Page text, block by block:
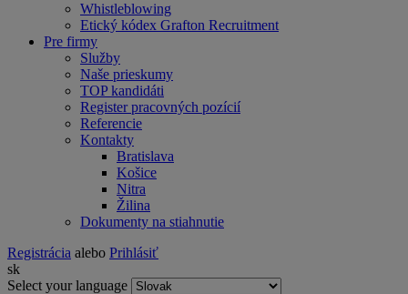
Whistleblowing
Etický kódex Grafton Recruitment
Pre firmy
Služby
Naše prieskumy
TOP kandidáti
Register pracovných pozícií
Referencie
Kontakty
Bratislava
Košice
Nitra
Žilina
Dokumenty na stiahnutie
Registrácia alebo Prihlásiť
sk
Select your language